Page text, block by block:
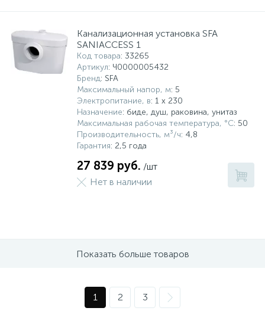
Канализационная установка SFA
SANIACCESS 1
Код товара: 33265
Артикул: Ч0000005432
Бренд: SFA
Максимальный напор, м: 5
Электропитание, в: 1 x 230
Назначение: биде, душ, раковина, унитаз
Максимальная рабочая температура, °С: 50
Производительность, м³/ч: 4,8
Гарантия: 2,5 года
27 839 руб. /шт
Нет в наличии
Показать больше товаров
1 2 3